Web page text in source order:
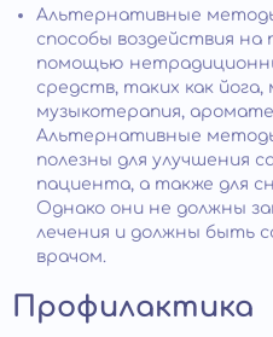
Альтернативные
способы воздействия на
помощью
средств, таких как
музыкотерапия,
Альтернативные
полезны для улучшения
пациента, а также для
Однако они не должны
лечения и должны быть
врачом.
Профилактика